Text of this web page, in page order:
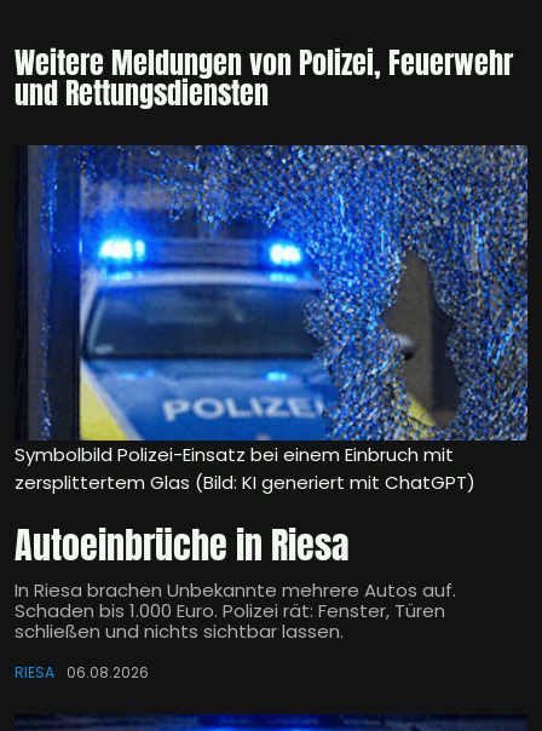
Weitere Meldungen von Polizei, Feuerwehr
und Rettungsdiensten
Symbolbild Polizei-Einsatz bei einem Einbruch mit
zersplittertem Glas (Bild: KI generiert mit ChatGPT)
Autoeinbrüche in Riesa
In Riesa brachen Unbekannte mehrere Autos auf.
Schaden bis 1.000 Euro. Polizei rät: Fenster, Türen
schließen und nichts sichtbar lassen.
RIESA 06.08.2026